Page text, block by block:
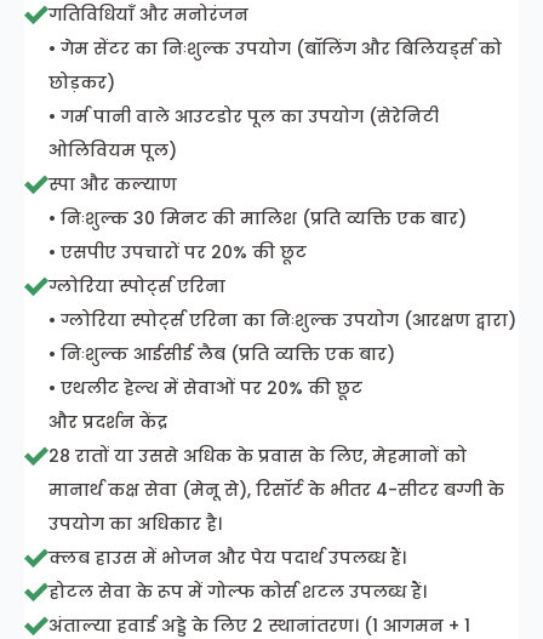
गतिविधियाँ और मनोरंजन
• गेम सेंटर का निःशुल्क उपयोग (बॉलिंग और बिलियर्ड्स को
छोड़कर)
• गर्म पानी वाले आउटडोर पूल का उपयोग (सेरेनिटी
ओलिवियम पूल)
स्पा और कल्याण
• निःशुल्क 30 मिनट की मालिश (प्रति व्यक्ति एक बार)
• एसपीए उपचारों पर 20% की छूट
ग्लोरिया स्पोर्ट्स एरिना
• ग्लोरिया स्पोर्ट्स एरिना का निःशुल्क उपयोग (आरक्षण द्वारा)
• निःशुल्क आईसीई लैब (प्रति व्यक्ति एक बार)
• एथलीट हेल्थ में सेवाओं पर 20% की छूट
और प्रदर्शन केंद्र
28 रातों या उससे अधिक के प्रवास के लिए, मेहमानों को
मानार्थ कक्ष सेवा (मेनू से), रिसॉर्ट के भीतर 4-सीटर बग्गी के
उपयोग का अधिकार है।
क्लब हाउस में भोजन और पेय पदार्थ उपलब्ध हैं।
होटल सेवा के रूप में गोल्फ कोर्स शटल उपलब्ध हैं।
अंताल्या हवाई अड्डे के लिए 2 स्थानांतरण। (1 आगमन + 1